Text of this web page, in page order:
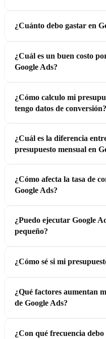
¿Cuánto debo gastar en
¿Cuál es un buen costo
Google Ads?
¿Cómo calculo mi
tengo datos de conversión?
¿Cuál es la diferencia
presupuesto mensual en
¿Cómo afecta la tasa de
Google Ads?
¿Puedo ejecutar Google
pequeño?
¿Cómo sé si mi
¿Qué factores aumentan
de Google Ads?
¿Con qué frecuencia